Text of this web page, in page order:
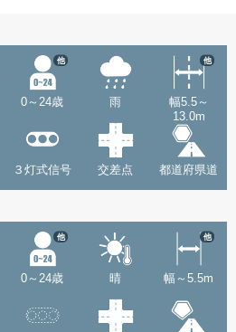
0～24歳
他
雨
幅5.5～
13.0m
他
３灯式信号 交差点 都道府県道
0～24歳
他
晴 幅～5.5m
他